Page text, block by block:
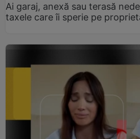
Ai garaj, anexă sau terasă
taxele care îi sperie pe